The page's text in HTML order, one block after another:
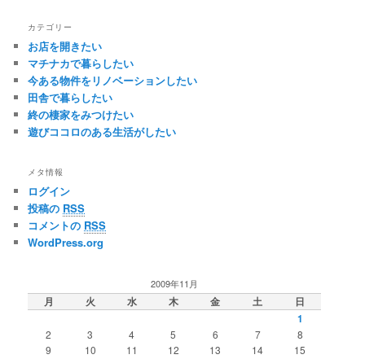
カテゴリー
お店を開きたい
マチナカで暮らしたい
今ある物件をリノベーションしたい
田舎で暮らしたい
終の棲家をみつけたい
遊びココロのある生活がしたい
メタ情報
ログイン
投稿の RSS
コメントの RSS
WordPress.org
2009年11月
月 火 水 木 金 土
日
1
2 3 4 5 6 7
8
9
10 11 12 13 14
15